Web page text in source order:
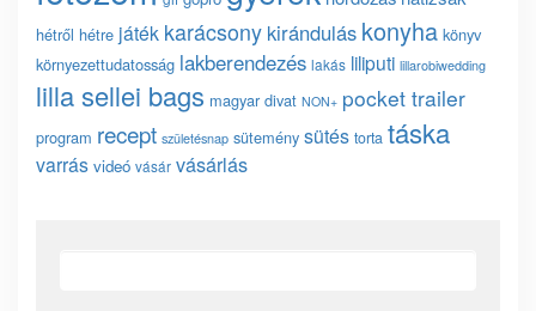
hétről hétre játék karácsony kirándulás konyha könyv
környezettudatosság lakberendezés lakás liliputi lillarobiwedding
lilla sellei bags magyar divat NON+ pocket trailer
program recept születésnap sütemény sütés torta táska
varrás videó vásár vásárlás